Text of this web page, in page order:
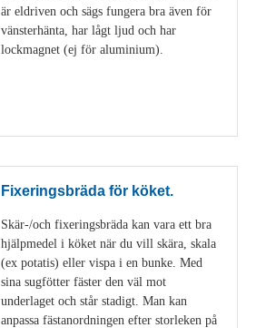
är eldriven och sägs fungera bra även för
vänsterhänta, har lågt ljud och har
lockmagnet (ej för aluminium).
Fixeringsbräda för köket.
Skär-/och fixeringsbräda kan vara ett bra
hjälpmedel i köket när du vill skära, skala
(ex potatis) eller vispa i en bunke. Med
sina sugfötter fäster den väl mot
underlaget och står stadigt. Man kan
anpassa fästanordningen efter storleken på